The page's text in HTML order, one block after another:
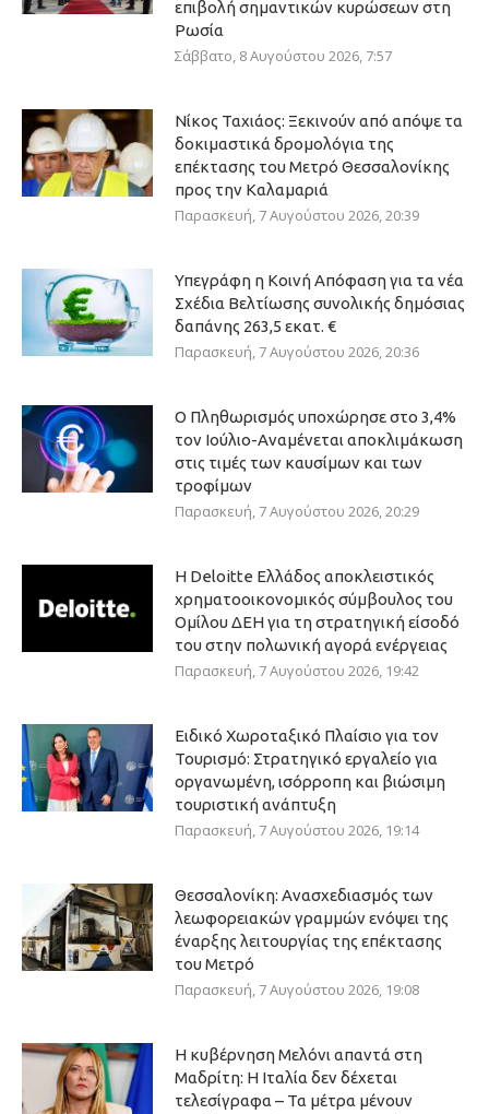
επιβολή σημαντικών κυρώσεων στη
Ρωσία
Σάββατο, 8 Αυγούστου 2026, 7:57
Νίκος Ταχιάος: Ξεκινούν από απόψε τα
δοκιμαστικά δρομολόγια της
επέκτασης του Μετρό Θεσσαλονίκης
προς την Καλαμαριά
Παρασκευή, 7 Αυγούστου 2026, 20:39
Υπεγράφη η Κοινή Απόφαση για τα νέα
Σχέδια Βελτίωσης συνολικής δημόσιας
δαπάνης 263,5 εκατ. €
Παρασκευή, 7 Αυγούστου 2026, 20:36
Ο Πληθωρισμός υποχώρησε στο 3,4%
τον Ιούλιο-Αναμένεται αποκλιμάκωση
στις τιμές των καυσίμων και των
τροφίμων
Παρασκευή, 7 Αυγούστου 2026, 20:29
Η Deloitte Ελλάδος αποκλειστικός
χρηματοοικονομικός σύμβουλος του
Ομίλου ΔΕΗ για τη στρατηγική είσοδό
του στην πολωνική αγορά ενέργειας
Παρασκευή, 7 Αυγούστου 2026, 19:42
Ειδικό Χωροταξικό Πλαίσιο για τον
Τουρισμό: Στρατηγικό εργαλείο για
οργανωμένη, ισόρροπη και βιώσιμη
τουριστική ανάπτυξη
Παρασκευή, 7 Αυγούστου 2026, 19:14
Θεσσαλονίκη: Ανασχεδιασμός των
λεωφορειακών γραμμών ενόψει της
έναρξης λειτουργίας της επέκτασης
του Μετρό
Παρασκευή, 7 Αυγούστου 2026, 19:08
Η κυβέρνηση Μελόνι απαντά στη
Μαδρίτη: Η Ιταλία δεν δέχεται
τελεσίγραφα – Τα μέτρα μένουν